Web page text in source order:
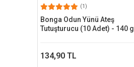
(1)
Bonga Odun Yünü Ateş
Tutuşturucu (10 Adet) - 140 g
134,90 TL